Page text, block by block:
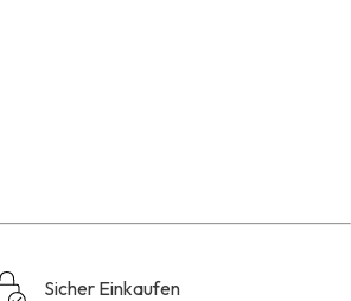
Sicher Einkaufen